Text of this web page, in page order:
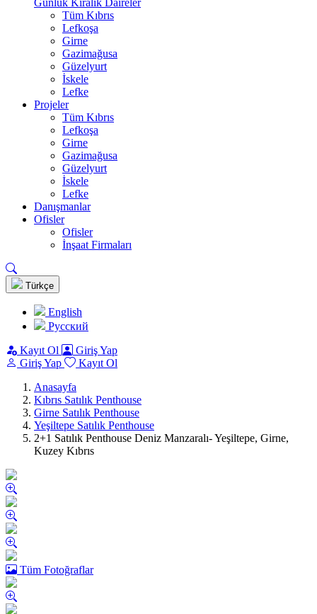
Günlük Kiralık Daireler
Tüm Kıbrıs
Lefkoşa
Girne
Gazimağusa
Güzelyurt
İskele
Lefke
Projeler
Tüm Kıbrıs
Lefkoşa
Girne
Gazimağusa
Güzelyurt
İskele
Lefke
Danışmanlar
Ofisler
Ofisler
İnşaat Firmaları
Türkçe
English
Pусский
Kayıt Ol
Giriş Yap
Giriş Yap
Kayıt Ol
Anasayfa
Kıbrıs Satılık Penthouse
Girne Satılık Penthouse
Yeşiltepe Satılık Penthouse
2+1 Satılık Penthouse Deniz Manzaralı- Yeşiltepe, Girne,
Kuzey Kıbrıs
Tüm Fotoğraflar